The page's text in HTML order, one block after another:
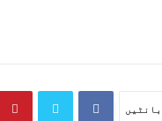
بانٹیں